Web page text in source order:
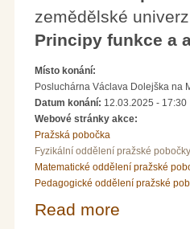
zemědělské
Principy funkce a
Místo konání:
Posluchárna Václava Dolejška na
Datum konání: 12.03.2025 - 17:30
Webové stránky akce:
Pražská pobočka
Fyzikální oddělení pražské pobočky
Matematické oddělení pražské
Pedagogické oddělení pražské
Read more